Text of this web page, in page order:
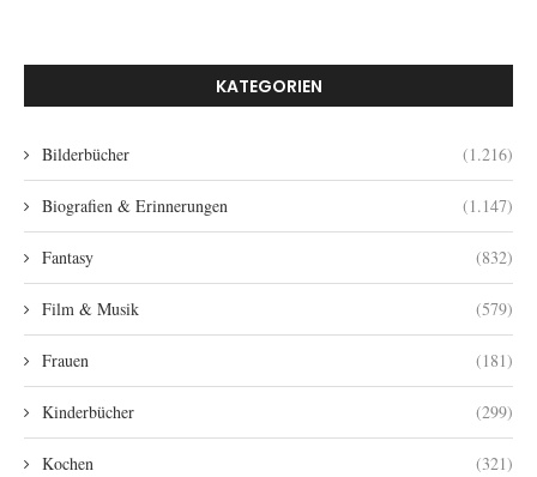
KATEGORIEN
Bilderbücher (1.216)
Biografien & Erinnerungen (1.147)
Fantasy (832)
Film & Musik (579)
Frauen (181)
Kinderbücher (299)
Kochen (321)